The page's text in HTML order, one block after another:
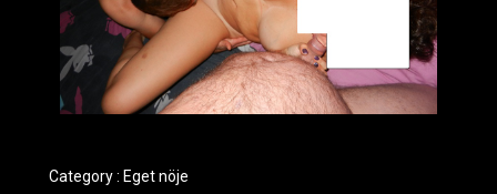
Category : Eget nöje